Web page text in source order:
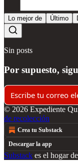
Lo mejor de Último
Sin posts
Por supuesto,
© 2026 Expediente
de recolección
Crea tu Substack
Descargar la app
Substack es el hogar